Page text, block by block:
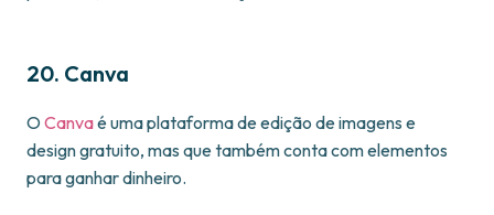
20. Canva
OCanvaé uma plataforma de edição de imagens e
design gratuito, mas que também conta com elementos
para ganhar dinheiro.